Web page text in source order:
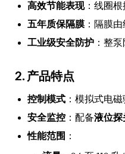
高效节能表现：线圈根
五年质保隔膜 ：隔膜
工业级安全防护 ：整
2. 产品特点
控制模式 ：模拟式电
安全监控 ：配备液位探
性能范围 ：